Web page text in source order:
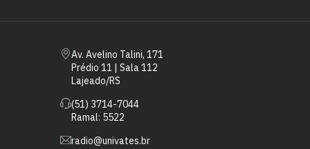
Av. Avelino Talini, 171
Prédio 11 | Sala 112
Lajeado/RS
(51) 3714-7044
Ramal: 5522
radio@univates.br
vagas a partir do 2º ano de curso